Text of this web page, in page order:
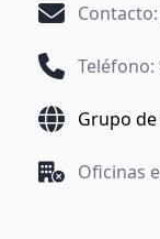
Contacto:
Teléfono:
Grupo
Oficinas